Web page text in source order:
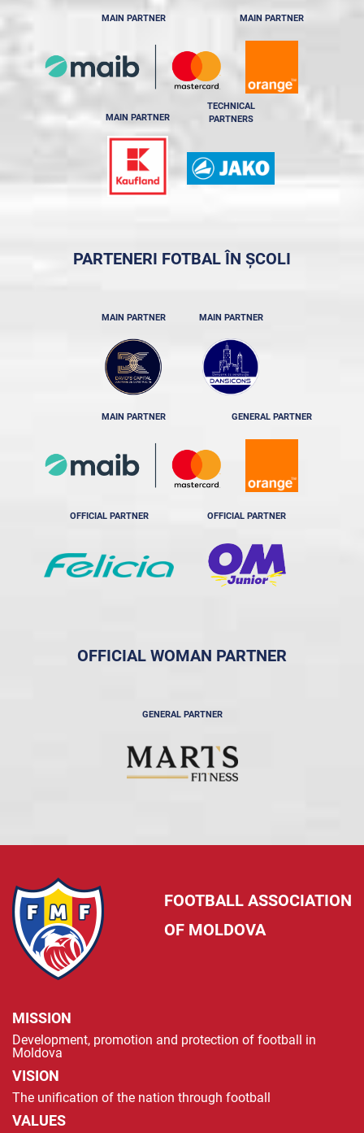
MAIN PARTNER MAIN PARTNER
MAIN PARTNER
TECHNICAL
PARTNERS
PARTENERI FOTBAL ÎN ȘCOLI
MAIN PARTNER MAIN PARTNER
MAIN PARTNER GENERAL PARTNER
OFFICIAL PARTNER OFFICIAL PARTNER
OFFICIAL WOMAN PARTNER
GENERAL PARTNER
FOOTBALL ASSOCIATION
OF MOLDOVA
MISSION
Development, promotion and protection of football in
Moldova
VISION
The unification of the nation through football
VALUES